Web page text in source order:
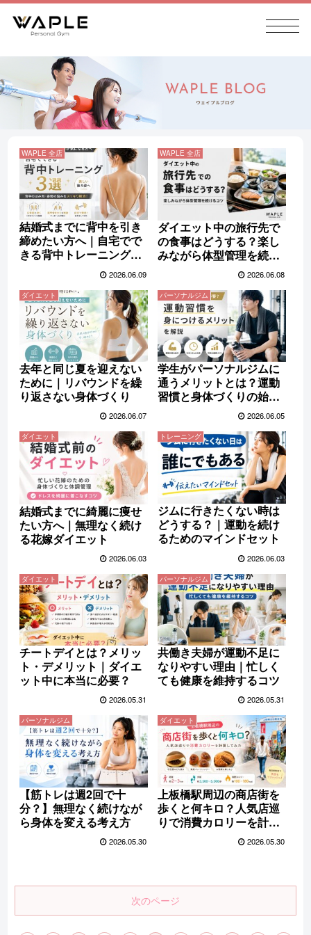
WAPLE 全店
結婚式までに背中を引き
締めたい方へ｜自宅でで
きる背中トレーニング3
2026.06.09
WAPLE 全店
ダイエット中の旅行先で
の食事はどうする？楽し
みながら体型管理を続け
2026.06.08
ダイエット
去年と同じ夏を迎えない
ために｜リバウンドを繰
り返さない身体づくり
2026.06.07
パーソナルジム
学生がパーソナルジムに
通うメリットとは？運動
習慣と身体づくりの始め
2026.06.05
ダイエット
結婚式までに綺麗に痩せ
たい方へ｜無理なく続け
る花嫁ダイエット
2026.06.03
トレーニング
ジムに行きたくない時は
どうする？｜運動を続け
るためのマインドセット
2026.06.03
ダイエット
チートデイとは？メリッ
ト・デメリット｜ダイエ
ット中に本当に必要？
2026.05.31
パーソナルジム
共働き夫婦が運動不足に
なりやすい理由｜忙しく
ても健康を維持するコツ
2026.05.31
パーソナルジム
【筋トレは週2回で十
分？】無理なく続けなが
ら身体を変える考え方
2026.05.30
ダイエット
上板橋駅周辺の商店街を
歩くと何キロ？人気店巡
りで消費カロリーを計算
2026.05.30
次のページ